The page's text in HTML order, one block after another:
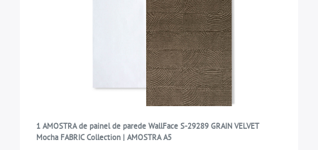
1 AMOSTRA de painel de parede WallFace S-29289 GRAIN VELVET
Mocha FABRIC Collection | AMOSTRA A5